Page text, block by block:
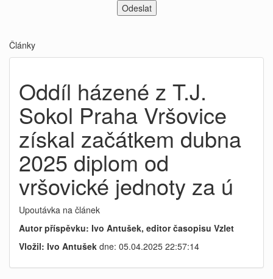
Články
Oddíl házené z T.J.
Sokol Praha Vršovice
získal začátkem dubna
2025 diplom od
vršovické jednoty za ú
Upoutávka na článek
Autor příspěvku: Ivo Antušek, editor časopisu Vzlet
Vložil: Ivo Antušek dne: 05.04.2025 22:57:14